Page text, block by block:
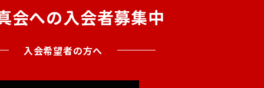
会への入会者募集中
入会希望者の方へ